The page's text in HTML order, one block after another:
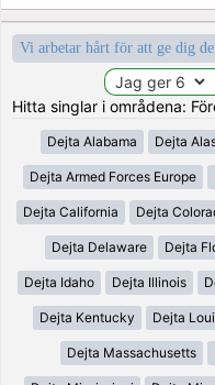
Vi arbetar hårt för att ge dig
Hitta singlar i områdena:
Dejta Alabama Dejta
Dejta Armed Forces Europe
Dejta California Dejta
Dejta Delaware Dejta
Dejta Idaho Dejta Illinois
Dejta Kentucky Dejta
Dejta Massachusetts